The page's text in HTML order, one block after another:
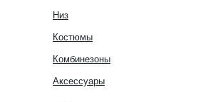
Аксессуары
Комбинезоны
Костюмы
Низ